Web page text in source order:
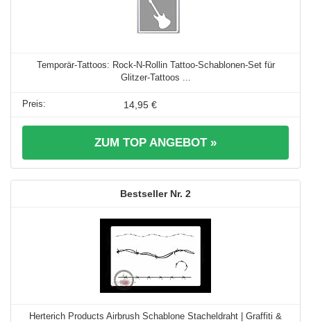
Temporär-Tattoos: Rock-N-Rollin Tattoo-Schablonen-Set für
Glitzer-Tattoos ...
14,95 €
ZUM TOP ANGEBOT »
2
Herterich Products Airbrush Schablone Stacheldraht | Graffiti &